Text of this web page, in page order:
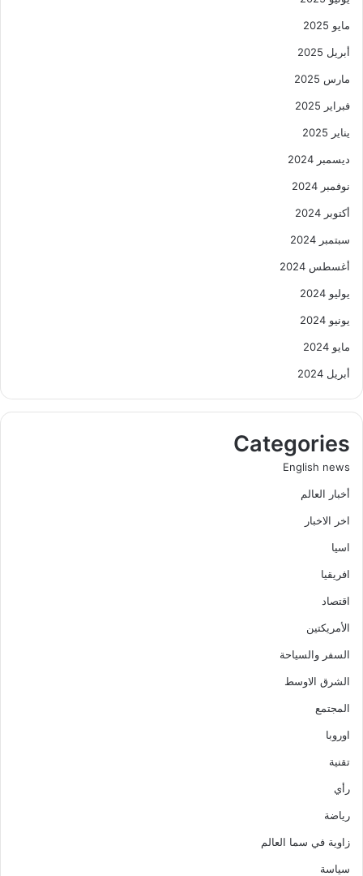
مايو 2025
أبريل 2025
مارس 2025
فبراير 2025
يناير 2025
ديسمبر 2024
نوفمبر 2024
أكتوبر 2024
سبتمبر 2024
أغسطس 2024
يوليو 2024
يونيو 2024
مايو 2024
أبريل 2024
Categories
English news
أخبار العالم
اخر الاخبار
اسيا
افريقيا
اقتصاد
الأمريكتين
السفر والسياحة
الشرق الاوسط
المجتمع
اوروبا
تقنية
رأي
رياضة
زاوية في سما العالم
سياسة